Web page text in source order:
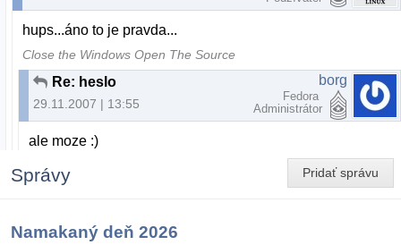
hups...áno to je pravda...
Close the Windows Open The Source
Re: heslo
29.11.2007 | 13:55
borg
Fedora
Administrátor
ale moze :)
Pridať správu
Správy
Namakaný deň 2026